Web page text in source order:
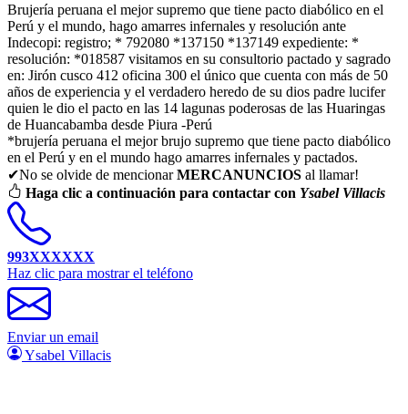
Brujería peruana el mejor supremo que tiene pacto diabólico en el
Perú y el mundo, hago amarres infernales y resolución ante
Indecopi: registro; * 792080 *137150 *137149 expediente: *
resolución: *018587 visitamos en su consultorio pactado y sagrado
en: Jirón cusco 412 oficina 300 el único que cuenta con más de 50
años de experiencia y el verdadero heredo de su dios padre lucifer
quien le dio el pacto en las 14 lagunas poderosas de las Huaringas
de Huancabamba desde Piura -Perú
*brujería peruana el mejor brujo supremo que tiene pacto diabólico
en el Perú y en el mundo hago amarres infernales y pactados.
✔No se olvide de mencionarMERCANUNCIOS al llamar!
Haga clic a continuación para contactar con Ysabel Villacis
993XXXXXX
Haz clic para mostrar el teléfono
Enviar un email
Ysabel Villacis